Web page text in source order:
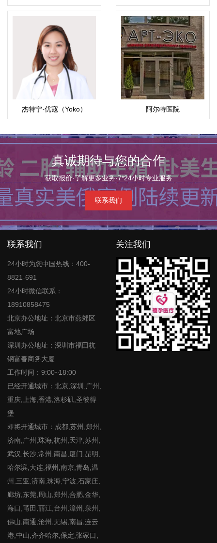
（Weena）
娜(Yana ByanKina)
杰特宁·优寇（Yoko） 阿尔特医院
真诚期待与您的合作
获取报价·了解更多业务·7*24小时专业服务
联系我们
联系我们
24小时为您中国热线：400-
8821-691
24小时微信联系：
18910858475
北京办公地址：北京市燕郊区
富地广场
深圳办公地址：深圳市福田杭
钢富春商务大厦
工作时间：9:00~18:00
已经开通城市：北京,深圳,广州,
重庆,上海,香港,洛杉矶,圣彼得
堡
即将开通城市：成都,苏州,郑州,
济南,广州,珠海,杭州,天津,苏州,
武汉,长沙,常州,南昌,厦门,昆明,
哈尔滨,大连,福州,南京,青岛,温
州,三亚,济南,珠海,宁波,石家庄,
廊坊,东莞,周山,郑州,合肥,金华,
海口,莆田,丽江,台州,漳州,泉州,
佛山,南通,沧州,无锡,南昌,连云
港,中山,齐齐哈尔,保定,张家口,
关注我们